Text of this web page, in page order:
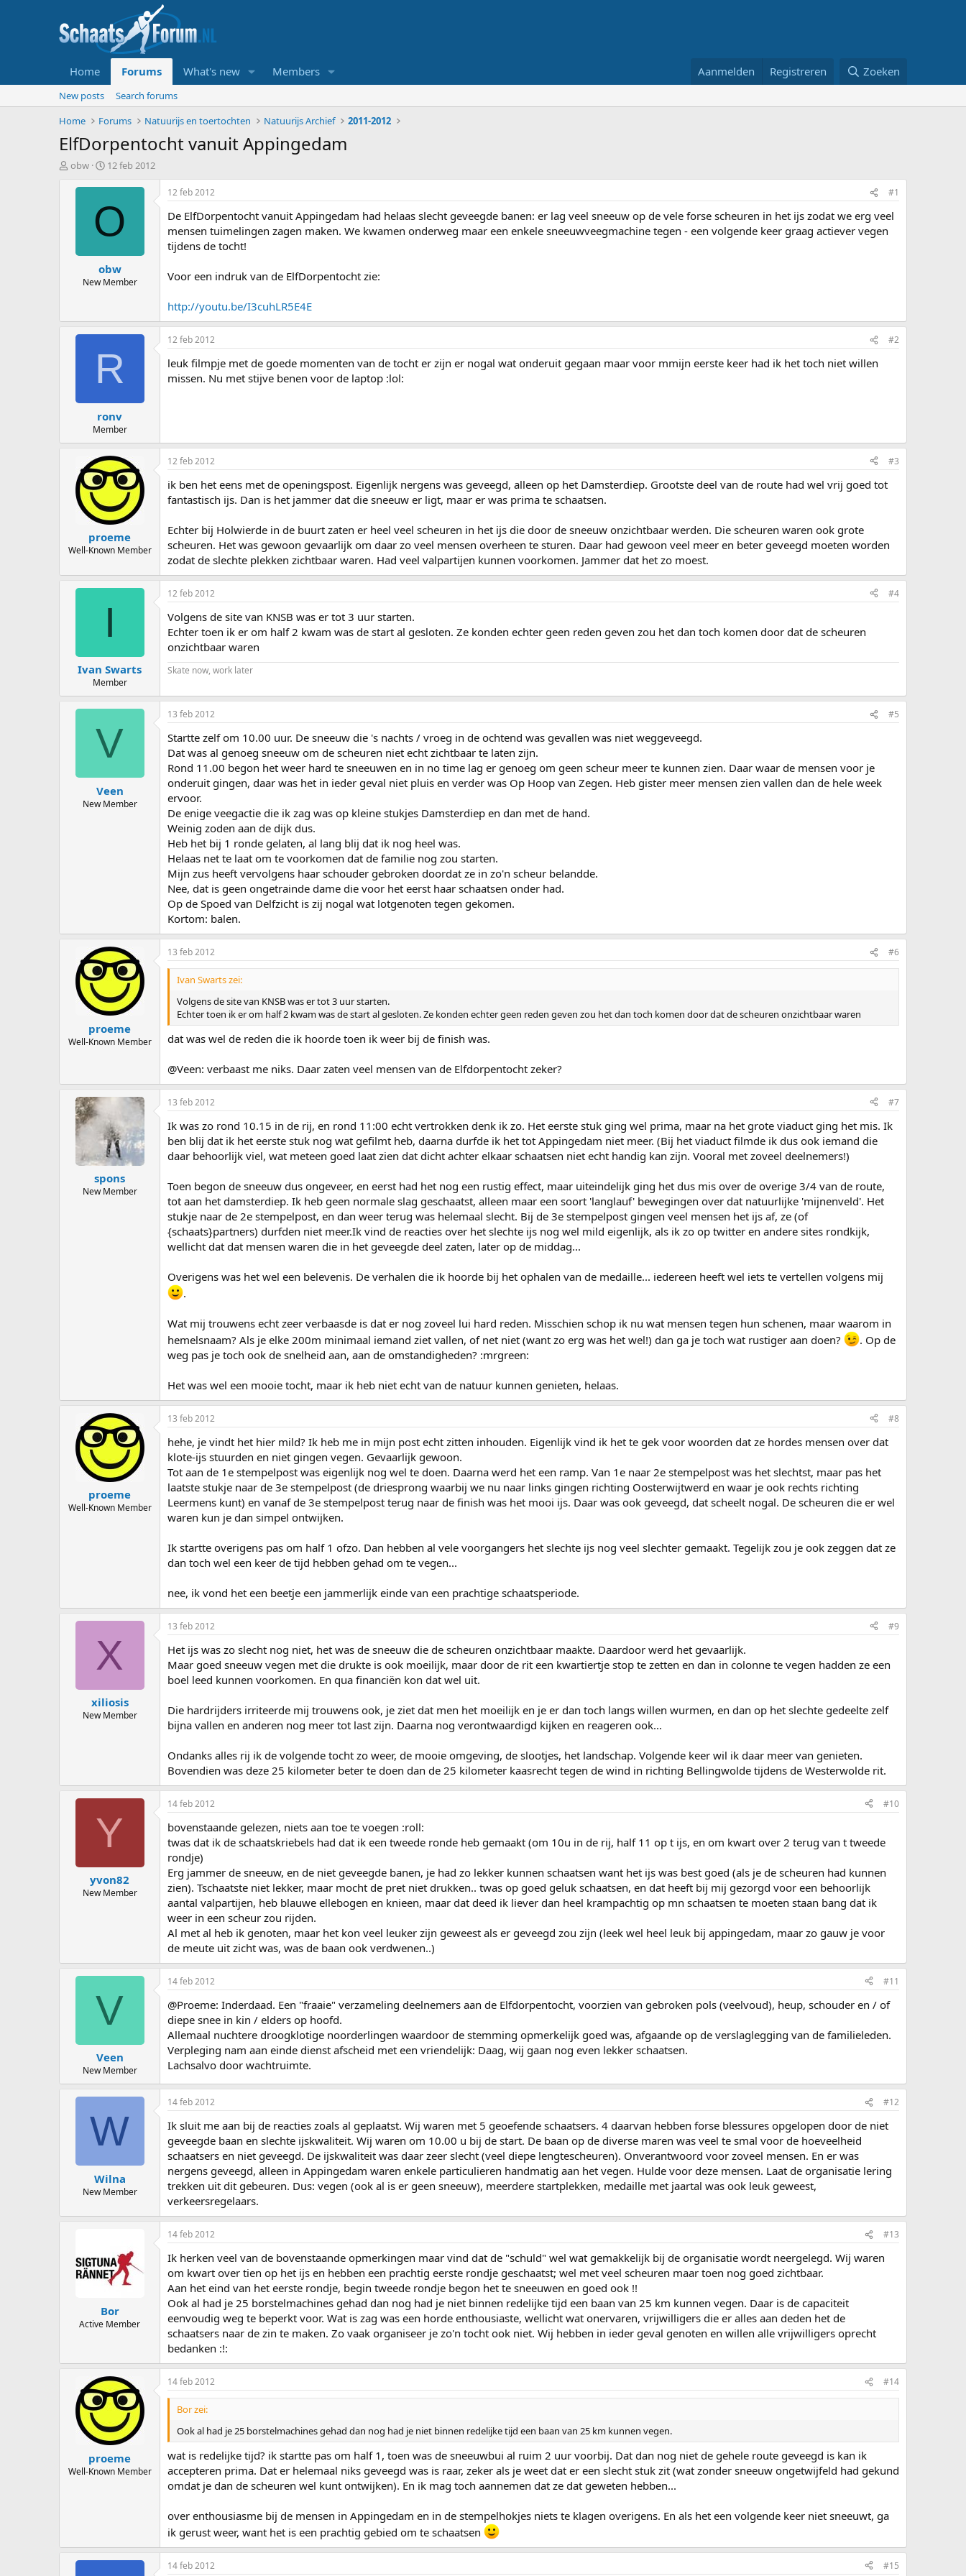
Home Forums What's new Members Aanmelden Registreren Zoeken
New posts
Search forums
Home
Forums Natuurijs en toertochten Natuurijs Archief 2011-2012
ElfDorpentocht vanuit Appingedam
T
obw
S
a
r
t
u
m
12 feb 2012
O
obw
New Member
12 feb 2012 #1
De ElfDorpentocht vanuit Appingedam had helaas slecht geveegde banen: er lag veel sneeuw op de vele forse scheuren in het ijs zodat we erg veel
mensen tuimelingen zagen maken. We kwamen onderweg maar een enkele sneeuwveegmachine tegen - een volgende keer graag actiever vegen
tijdens de tocht!
Voor een indruk van de ElfDorpentocht zie:
http://youtu.be/I3cuhLR5E4E
R
ronv
Member
12 feb 2012 #2
leuk filmpje met de goede momenten van de tocht er zijn er nogal wat onderuit gegaan maar voor mmijn eerste keer had ik het toch niet willen
missen. Nu met stijve benen voor de laptop :lol:
proeme
Well-Known Member
12 feb 2012 #3
ik ben het eens met de openingspost. Eigenlijk nergens was geveegd, alleen op het Damsterdiep. Grootste deel van de route had wel vrij goed tot
fantastisch ijs. Dan is het jammer dat die sneeuw er ligt, maar er was prima te schaatsen.
Echter bij Holwierde in de buurt zaten er heel veel scheuren in het ijs die door de sneeuw onzichtbaar werden. Die scheuren waren ook grote
scheuren. Het was gewoon gevaarlijk om daar zo veel mensen overheen te sturen. Daar had gewoon veel meer en beter geveegd moeten worden
zodat de slechte plekken zichtbaar waren. Had veel valpartijen kunnen voorkomen. Jammer dat het zo moest.
I
Ivan Swarts
Member
12 feb 2012 #4
Volgens de site van KNSB was er tot 3 uur starten.
Echter toen ik er om half 2 kwam was de start al gesloten. Ze konden echter geen reden geven zou het dan toch komen door dat de scheuren
onzichtbaar waren
Skate now, work later
V
Veen
New Member
13 feb 2012 #5
Startte zelf om 10.00 uur. De sneeuw die 's nachts / vroeg in de ochtend was gevallen was niet weggeveegd.
Dat was al genoeg sneeuw om de scheuren niet echt zichtbaar te laten zijn.
Rond 11.00 begon het weer hard te sneeuwen en in no time lag er genoeg om geen scheur meer te kunnen zien. Daar waar de mensen voor je
onderuit gingen, daar was het in ieder geval niet pluis en verder was Op Hoop van Zegen. Heb gister meer mensen zien vallen dan de hele week
ervoor.
De enige veegactie die ik zag was op kleine stukjes Damsterdiep en dan met de hand.
Weinig zoden aan de dijk dus.
Heb het bij 1 ronde gelaten, al lang blij dat ik nog heel was.
Helaas net te laat om te voorkomen dat de familie nog zou starten.
Mijn zus heeft vervolgens haar schouder gebroken doordat ze in zo'n scheur belandde.
Nee, dat is geen ongetrainde dame die voor het eerst haar schaatsen onder had.
Op de Spoed van Delfzicht is zij nogal wat lotgenoten tegen gekomen.
Kortom: balen.
proeme
Well-Known Member
13 feb 2012 #6
Ivan Swarts zei:
Volgens de site van KNSB was er tot 3 uur starten.
Echter toen ik er om half 2 kwam was de start al gesloten. Ze konden echter geen reden geven zou het dan toch komen door dat de scheuren onzichtbaar waren
dat was wel de reden die ik hoorde toen ik weer bij de finish was.
@Veen: verbaast me niks. Daar zaten veel mensen van de Elfdorpentocht zeker?
spons
New Member
13 feb 2012 #7
Ik was zo rond 10.15 in de rij, en rond 11:00 echt vertrokken denk ik zo. Het eerste stuk ging wel prima, maar na het grote viaduct ging het mis. Ik
ben blij dat ik het eerste stuk nog wat gefilmt heb, daarna durfde ik het tot Appingedam niet meer. (Bij het viaduct filmde ik dus ook iemand die
daar behoorlijk viel, wat meteen goed laat zien dat dicht achter elkaar schaatsen niet echt handig kan zijn. Vooral met zoveel deelnemers!)
Toen begon de sneeuw dus ongeveer, en eerst had het nog een rustig effect, maar uiteindelijk ging het dus mis over de overige 3/4 van de route,
tot aan het damsterdiep. Ik heb geen normale slag geschaatst, alleen maar een soort 'langlauf' bewegingen over dat natuurlijke 'mijnenveld'. Het
stukje naar de 2e stempelpost, en dan weer terug was helemaal slecht. Bij de 3e stempelpost gingen veel mensen het ijs af, ze (of
{schaats}partners) durfden niet meer.Ik vind de reacties over het slechte ijs nog wel mild eigenlijk, als ik zo op twitter en andere sites rondkijk,
wellicht dat dat mensen waren die in het geveegde deel zaten, later op de middag...
Overigens was het wel een belevenis. De verhalen die ik hoorde bij het ophalen van de medaille... iedereen heeft wel iets te vertellen volgens mij
.
Wat mij trouwens echt zeer verbaasde is dat er nog zoveel lui hard reden. Misschien schop ik nu wat mensen tegen hun schenen, maar waarom in
hemelsnaam? Als je elke 200m minimaal iemand ziet vallen, of net niet (want zo erg was het wel!) dan ga je toch wat rustiger aan doen?
. Op de
weg pas je toch ook de snelheid aan, aan de omstandigheden? :mrgreen:
Het was wel een mooie tocht, maar ik heb niet echt van de natuur kunnen genieten, helaas.
proeme
Well-Known Member
13 feb 2012 #8
hehe, je vindt het hier mild? Ik heb me in mijn post echt zitten inhouden. Eigenlijk vind ik het te gek voor woorden dat ze hordes mensen over dat
klote-ijs stuurden en niet gingen vegen. Gevaarlijk gewoon.
Tot aan de 1e stempelpost was eigenlijk nog wel te doen. Daarna werd het een ramp. Van 1e naar 2e stempelpost was het slechtst, maar pas het
laatste stukje naar de 3e stempelpost (de driesprong waarbij we nu naar links gingen richting Oosterwijtwerd en waar je ook rechts richting
Leermens kunt) en vanaf de 3e stempelpost terug naar de finish was het mooi ijs. Daar was ook geveegd, dat scheelt nogal. De scheuren die er wel
waren kun je dan simpel ontwijken.
Ik startte overigens pas om half 1 ofzo. Dan hebben al vele voorgangers het slechte ijs nog veel slechter gemaakt. Tegelijk zou je ook zeggen dat ze
dan toch wel een keer de tijd hebben gehad om te vegen...
nee, ik vond het een beetje een jammerlijk einde van een prachtige schaatsperiode.
X
xiliosis
New Member
13 feb 2012 #9
Het ijs was zo slecht nog niet, het was de sneeuw die de scheuren onzichtbaar maakte. Daardoor werd het gevaarlijk.
Maar goed sneeuw vegen met die drukte is ook moeilijk, maar door de rit een kwartiertje stop te zetten en dan in colonne te vegen hadden ze een
boel leed kunnen voorkomen. En qua financiën kon dat wel uit.
Die hardrijders irriteerde mij trouwens ook, je ziet dat men het moeilijk en je er dan toch langs willen wurmen, en dan op het slechte gedeelte zelf
bijna vallen en anderen nog meer tot last zijn. Daarna nog verontwaardigd kijken en reageren ook...
Ondanks alles rij ik de volgende tocht zo weer, de mooie omgeving, de slootjes, het landschap. Volgende keer wil ik daar meer van genieten.
Bovendien was deze 25 kilometer beter te doen dan de 25 kilometer kaasrecht tegen de wind in richting Bellingwolde tijdens de Westerwolde rit.
Y
yvon82
New Member
14 feb 2012 #10
bovenstaande gelezen, niets aan toe te voegen :roll:
twas dat ik de schaatskriebels had dat ik een tweede ronde heb gemaakt (om 10u in de rij, half 11 op t ijs, en om kwart over 2 terug van t tweede
rondje)
Erg jammer de sneeuw, en de niet geveegde banen, je had zo lekker kunnen schaatsen want het ijs was best goed (als je de scheuren had kunnen
zien). Tschaatste niet lekker, maar mocht de pret niet drukken.. twas op goed geluk schaatsen, en dat heeft bij mij gezorgd voor een behoorlijk
aantal valpartijen, heb blauwe ellebogen en knieen, maar dat deed ik liever dan heel krampachtig op mn schaatsen te moeten staan bang dat ik
weer in een scheur zou rijden.
Al met al heb ik genoten, maar het kon veel leuker zijn geweest als er geveegd zou zijn (leek wel heel leuk bij appingedam, maar zo gauw je voor
de meute uit zicht was, was de baan ook verdwenen..)
V
Veen
New Member
14 feb 2012 #11
@Proeme: Inderdaad. Een "fraaie" verzameling deelnemers aan de Elfdorpentocht, voorzien van gebroken pols (veelvoud), heup, schouder en / of
diepe snee in kin / elders op hoofd.
Allemaal nuchtere droogklotige noorderlingen waardoor de stemming opmerkelijk goed was, afgaande op de verslaglegging van de familieleden.
Verpleging nam aan einde dienst afscheid met een vriendelijk: Daag, wij gaan nog even lekker schaatsen.
Lachsalvo door wachtruimte.
W
Wilna
New Member
14 feb 2012 #12
Ik sluit me aan bij de reacties zoals al geplaatst. Wij waren met 5 geoefende schaatsers. 4 daarvan hebben forse blessures opgelopen door de niet
geveegde baan en slechte ijskwaliteit. Wij waren om 10.00 u bij de start. De baan op de diverse maren was veel te smal voor de hoeveelheid
schaatsers en niet geveegd. De ijskwaliteit was daar zeer slecht (veel diepe lengtescheuren). Onverantwoord voor zoveel mensen. En er was
nergens geveegd, alleen in Appingedam waren enkele particulieren handmatig aan het vegen. Hulde voor deze mensen. Laat de organisatie lering
trekken uit dit gebeuren. Dus: vegen (ook al is er geen sneeuw), meerdere startplekken, medaille met jaartal was ook leuk geweest,
verkeersregelaars.
Bor
Active Member
14 feb 2012 #13
Ik herken veel van de bovenstaande opmerkingen maar vind dat de "schuld" wel wat gemakkelijk bij de organisatie wordt neergelegd. Wij waren
om kwart over tien op het ijs en hebben een prachtig eerste rondje geschaatst; wel met veel scheuren maar toen nog goed zichtbaar.
Aan het eind van het eerste rondje, begin tweede rondje begon het te sneeuwen en goed ook !!
Ook al had je 25 borstelmachines gehad dan nog had je niet binnen redelijke tijd een baan van 25 km kunnen vegen. Daar is de capaciteit
eenvoudig weg te beperkt voor. Wat is zag was een horde enthousiaste, wellicht wat onervaren, vrijwilligers die er alles aan deden het de
schaatsers naar de zin te maken. Zo vaak organiseer je zo'n tocht ook niet. Wij hebben in ieder geval genoten en willen alle vrijwilligers oprecht
bedanken :!:
proeme
Well-Known Member
14 feb 2012 #14
Bor zei:
Ook al had je 25 borstelmachines gehad dan nog had je niet binnen redelijke tijd een baan van 25 km kunnen vegen.
wat is redelijke tijd? ik startte pas om half 1, toen was de sneeuwbui al ruim 2 uur voorbij. Dat dan nog niet de gehele route geveegd is kan ik
accepteren prima. Dat er helemaal niks geveegd was is raar, zeker als je weet dat er een slecht stuk zit (wat zonder sneeuw ongetwijfeld had gekund
omdat je dan de scheuren wel kunt ontwijken). En ik mag toch aannemen dat ze dat geweten hebben...
over enthousiasme bij de mensen in Appingedam en in de stempelhokjes niets te klagen overigens. En als het een volgende keer niet sneeuwt, ga
ik gerust weer, want het is een prachtig gebied om te schaatsen
14 feb 2012 #15